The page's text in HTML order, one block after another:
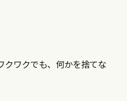
クワクでも、何かを捨てな